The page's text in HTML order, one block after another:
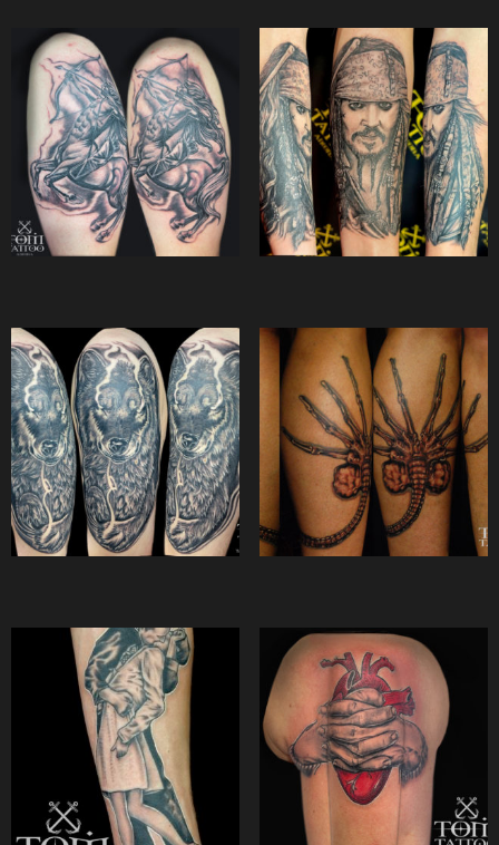
carte da gioco
(1) cavallo cuore (1) falco
(1)
fiori e piante
(2) leone(5) mani(3) monumenti(1)
occhio(2) personaggi famosi(8)
personaggi mitologici(2) rosa(1) tigre(1)